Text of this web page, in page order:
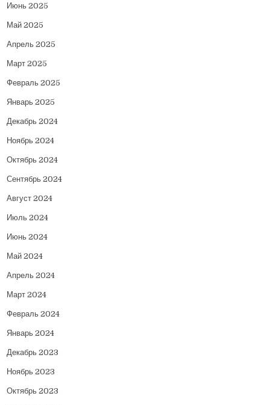
Июнь 2025
Май 2025
Апрель 2025
Март 2025
Февраль 2025
Январь 2025
Декабрь 2024
Ноябрь 2024
Октябрь 2024
Сентябрь 2024
Август 2024
Июль 2024
Июнь 2024
Май 2024
Апрель 2024
Март 2024
Февраль 2024
Январь 2024
Декабрь 2023
Ноябрь 2023
Октябрь 2023